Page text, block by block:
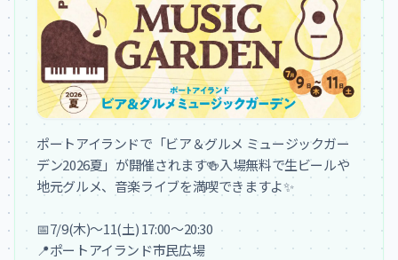
ポートアイランドで「ビア＆グルメ ミュージックガー
デン2026夏」が開催されます🍻入場無料で生ビールや
地元グルメ、音楽ライブを満喫できますよ✨
📅7/9(木)～11(土) 17:00～20:30
📍ポートアイランド市民広場